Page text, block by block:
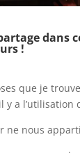
dans
!
que je
y a l’utilisation
ne nous